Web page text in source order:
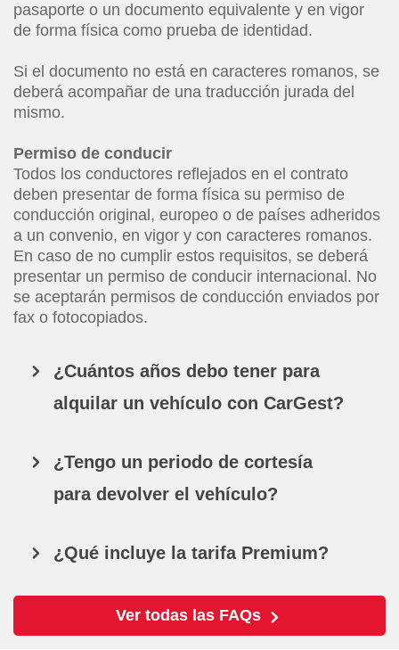
pasaporte o un documento equivalente y en vigor
de forma física como prueba de identidad.
Si el documento no está en caracteres romanos, se
deberá acompañar de una traducción jurada del
mismo.
Permiso de conducir
Todos los conductores reflejados en el contrato
deben presentar de forma física su permiso de
conducción original, europeo o de países adheridos
a un convenio, en vigor y con caracteres romanos.
En caso de no cumplir estos requisitos, se deberá
presentar un permiso de conducir internacional. No
se aceptarán permisos de conducción enviados por
fax o fotocopiados.
¿Cuántos años debo tener para
alquilar un vehículo con CarGest?
¿Tengo un periodo de cortesía
para devolver el vehículo?
¿Qué incluye la tarifa Premium?
Ver todas las FAQs